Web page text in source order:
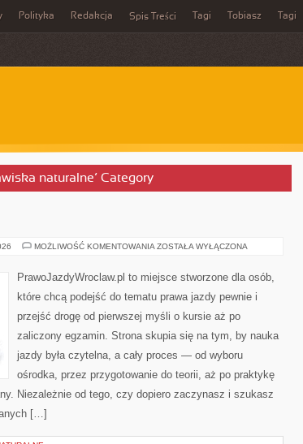
Polityka Redakcja Spis Treści Tagi Tobiasz Tagi
naturalne’ Category
MOŻLIWOŚĆ KOMENTOWANIA SUBARU
ZOSTAŁA WYŁĄCZONA
PrawoJazdyWroclaw.pl to miejsce stworzone dla osób,
które chcą podejść do tematu prawa jazdy pewnie i
przejść drogę od pierwszej myśli o kursie aż po
zaliczony egzamin. Strona skupia się na tym, by nauka
jazdy była czytelna, a cały proces — od wyboru
ośrodka, przez przygotowanie do teorii, aż po praktykę
Niezależnie od tego, czy dopiero zaczynasz i szukasz
[…]